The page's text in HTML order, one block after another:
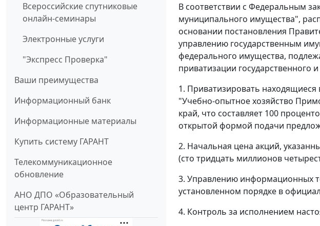
Всероссийские спутниковые
онлайн-семинары
Электронные услуги
"Экспресс Проверка"
Ваши преимущества
Информационный банк
Информационные материалы
Купить систему ГАРАНТ
Телекоммуникационное
обновление
АНО ДПО «Образовательный
центр ГАРАНТ»
В соответствии с Федеральным
муниципального имущества",
основании постановления
управлению государственным
федерального имущества,
приватизации государственного
1. Приватизировать находящиеся
"Учебно-опытное хозяйство
край, что составляет 100
открытой формой подачи
2. Начальная цена акций,
(сто тридцать миллионов
3. Управлению информационных
установленном порядке в
4. Контроль за исполнением